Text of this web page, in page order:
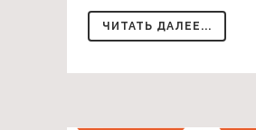
ЧИТАТЬ ДАЛЕЕ...